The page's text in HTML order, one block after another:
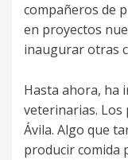
compañeros de
en proyectos
inaugurar otras
Hasta ahora, ha
veterinarias. Los
Ávila. Algo que
producir comida